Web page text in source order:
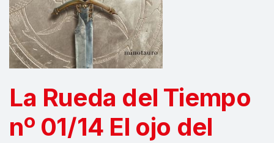
La Rueda del Tiempo
nº 01/14 El ojo del